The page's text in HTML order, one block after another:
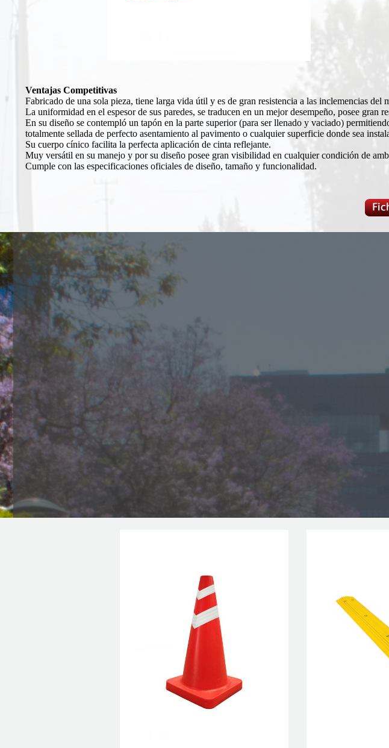
Ventajas Competitivas
Fabricado de una sola pieza, tiene larga vida útil y es de gran resistencia a las inclemencias
La uniformidad en el espesor de sus paredes, se traducen en un mejor desempeño, posee gran
En su diseño se contempló un tapón en la parte superior (para ser llenado y vaciado)
totalmente sellada de perfecto asentamiento al pavimento o cualquier superficie donde sea
Su cuerpo cínico facilita la perfecta aplicación de cinta reflejante.
Muy versátil en su manejo y por su diseño posee gran visibilidad en cualquier condición de
Cumple con las especificaciones oficiales de diseño, tamaño y funcionalidad.